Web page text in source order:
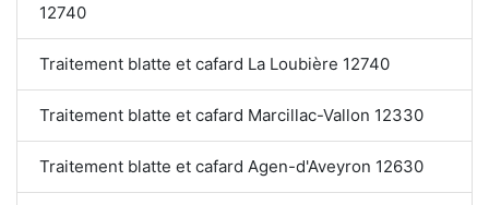
12740
Traitement blatte et cafard La Loubière 12740
Traitement blatte et cafard Marcillac-Vallon 12330
Traitement blatte et cafard Agen-d'Aveyron 12630